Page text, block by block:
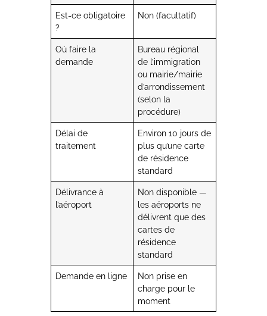
Est-ce obligatoire
?
Non (facultatif)
Où faire la
demande
Bureau régional
de l’immigration
ou mairie/mairie
d’arrondissement
(selon la
procédure)
Délai de
traitement
Environ 10 jours de
plus qu’une carte
de résidence
standard
Délivrance à
l’aéroport
Non disponible —
les aéroports ne
délivrent que des
cartes de
résidence
standard
Demande en ligne
Non prise en
charge pour le
moment